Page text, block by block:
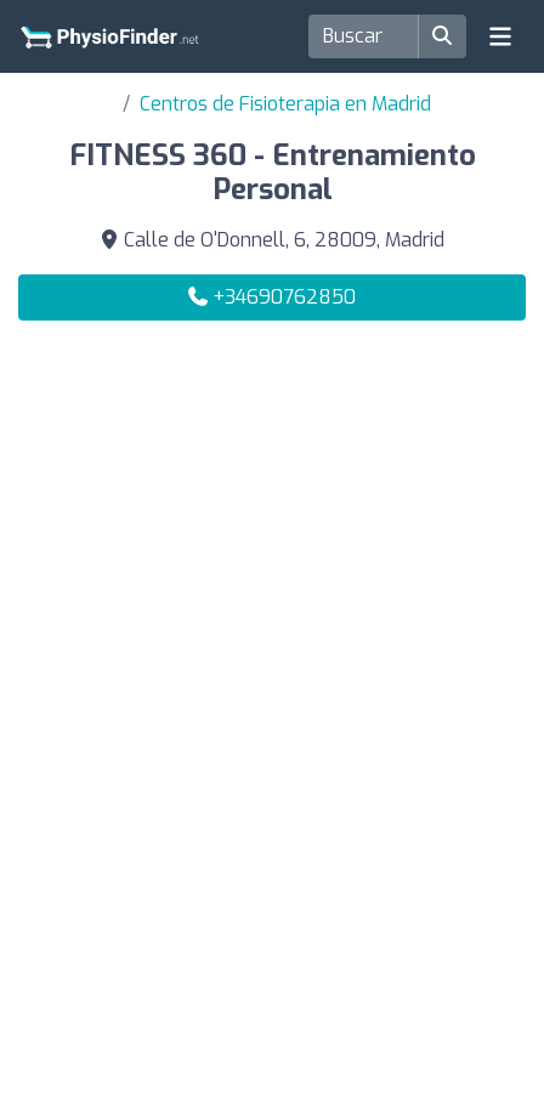
Centros de Fisioterapia en Madrid
FITNESS 360 - Entrenamiento
Personal
Calle de O'Donnell, 6, 28009, Madrid
+34690762850